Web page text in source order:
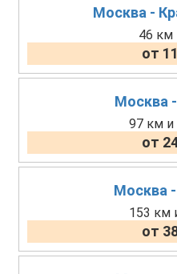
Москва -
46 км
от
Москва
97 км и
от
Москва
153 км
от